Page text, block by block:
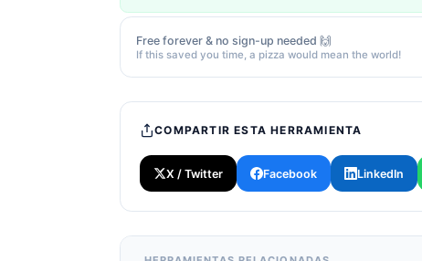
Free forever & no sign-up needed 🙌
If this saved you time, a pizza would mean the world!
COMPARTIR ESTA HERRAMIENTA
X / Twitter Facebook LinkedIn